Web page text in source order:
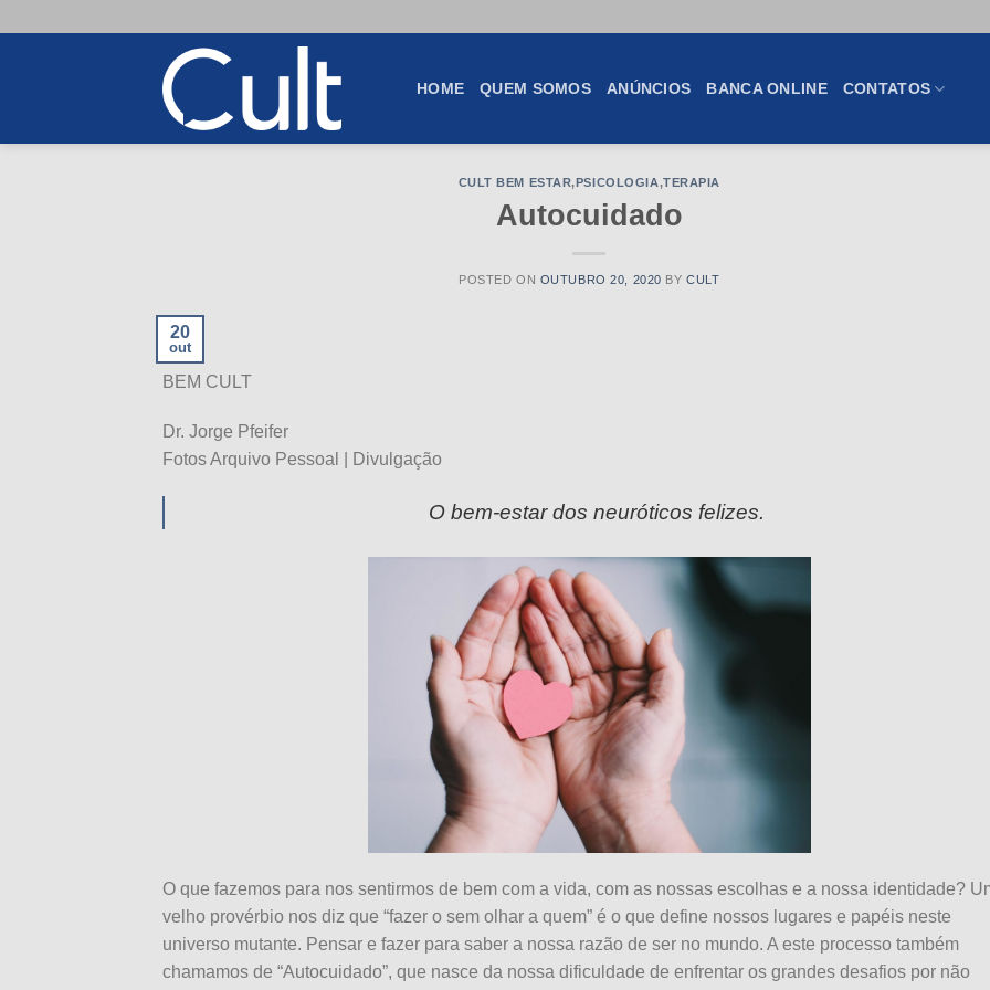
HOME QUEM SOMOS ANÚNCIOS BANCA ONLINE CONTATOS
CULT BEM ESTAR,PSICOLOGIA,TERAPIA
Autocuidado
POSTED ON OUTUBRO 20, 2020 BYCULT
20
out
BEM CULT
Dr. Jorge Pfeifer
Fotos Arquivo Pessoal | Divulgação
O bem-estar dos neuróticos felizes.
O que fazemos para nos sentirmos de bem com a vida, com as nossas escolhas e a nossa identidade?
velho provérbio nos diz que “fazer o sem olhar a quem” é o que define nossos lugares e papéis neste
universo mutante. Pensar e fazer para saber a nossa razão de ser no mundo. A este processo também
chamamos de “Autocuidado”, que nasce da nossa dificuldade de enfrentar os grandes desafios por não